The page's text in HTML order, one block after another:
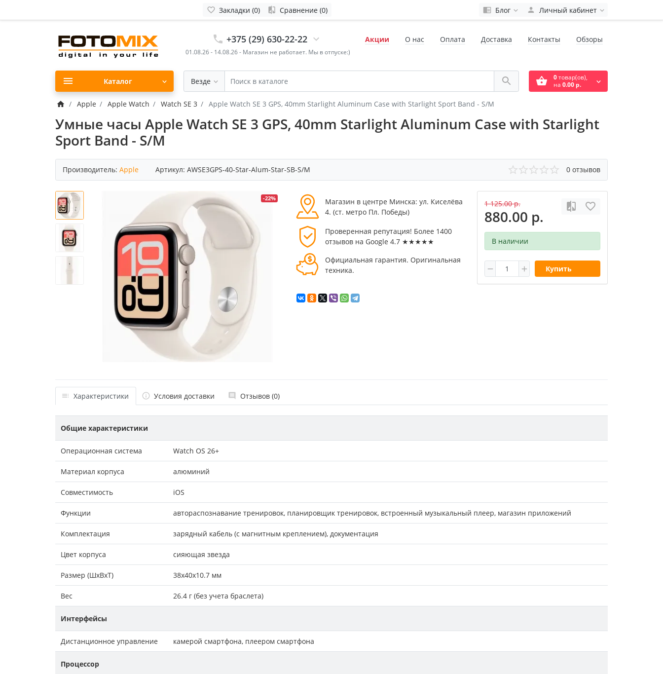
Закладки (0) Сравнение (0) Блог Личный кабинет
+375 (29) 630-22-22
01.08.26 - 14.08.26 - Магазин не работает. Мы в отпуске:)
Акции О нас Оплата Доставка Контакты Обзоры
Везде 0товар(ов),
на 0.00 р.
Каталог
Apple Apple Watch Watch SE 3 Apple Watch SE 3 GPS, 40mm Starlight Aluminum Case with Starlight Sport Band - S/M
Умные часы Apple Watch SE 3 GPS, 40mm Starlight Aluminum Case with Starlight
Sport Band - S/M
Производитель: Apple Артикул: AWSE3GPS-40-Star-Alum-Star-SB-S/M 0 отзывов
-22%
1 125.00 р.
880.00 р.
В наличии
Купить
Магазин в центре Минска: ул. Киселёва
4. (cт. метро Пл. Победы)
Проверенная репутация! Более 1400
отзывов на Google 4.7 ★★★★★
Официальная гарантия. Оригинальная
техника.
Характеристики Условия доставки Отзывов (0)
Общие характеристики
Операционная система Watch OS 26+
Материал корпуса алюминий
Совместимость iOS
Функции автораспознавание тренировок, планировщик тренировок, встроенный музыкальный плеер, магазин приложений
Комплектация зарядный кабель (с магнитным креплением), документация
Цвет корпуса сияющая звезда
Размер (ШxВxТ) 38x40x10.7 мм
Вес 26.4 г (без учета браслета)
Интерфейсы
Дистанционное управление камерой смартфона, плеером смартфона
Процессор